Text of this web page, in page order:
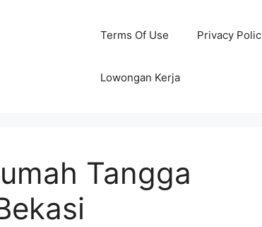
Terms Of Use Privacy
Lowongan Kerja
Tangga